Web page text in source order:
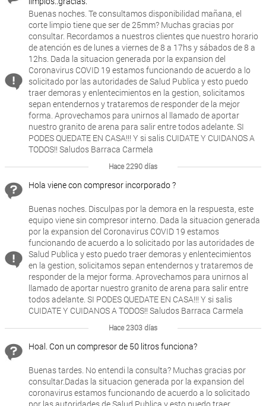
Buenas noches. Te consultamos disponibilidad mañana, el
corte limpio tiene que ser de 25mm? Muchas gracias por
consultar. Recordamos a nuestros clientes que nuestro horario
de atención es de lunes a viernes de 8 a 17hs y sábados de 8 a
12hs. Dada la situacion generada por la expansion del
Coronavirus COVID 19 estamos funcionando de acuerdo a lo
solicitado por las autoridades de Salud Publica y esto puedo
traer demoras y enlentecimientos en la gestion, solicitamos
sepan entendernos y trataremos de responder de la mejor
forma. Aprovechamos para unirnos al llamado de aportar
nuestro granito de arena para salir entre todos adelante. SI
PODES QUEDATE EN CASA!!! Y si salis CUIDATE Y CUIDANOS A
TODOS!! Saludos Barraca Carmela
Hace 2290 días
Hola viene con compresor incorporado ?
Buenas noches. Disculpas por la demora en la respuesta, este
equipo viene sin compresor interno. Dada la situacion generada
por la expansion del Coronavirus COVID 19 estamos
funcionando de acuerdo a lo solicitado por las autoridades de
Salud Publica y esto puedo traer demoras y enlentecimientos
en la gestion, solicitamos sepan entendernos y trataremos de
responder de la mejor forma. Aprovechamos para unirnos al
llamado de aportar nuestro granito de arena para salir entre
todos adelante. SI PODES QUEDATE EN CASA!!! Y si salis
CUIDATE Y CUIDANOS A TODOS!! Saludos Barraca Carmela
Hace 2303 días
Hoal. Con un compresor de 50 litros funciona?
Buenas tardes. No entendi la consulta? Muchas gracias por
consultar.Dadas la situacion generada por la expansion del
coronavirus estamos funcionando de acuerdo a lo solicitado
por las autoridades de Salud Publica y esto puedo traer